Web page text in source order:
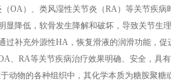
OA）、类风湿性关节炎（RA）等关节疾病
显降低，软骨发生降解和破坏，导致关节生
过补充外源性HA ，恢复滑液的润滑功能，促
、 RA等关节疾病治疗效果明确、安全，具有
动物的各种组织中，其化学本质为糖胺聚糖